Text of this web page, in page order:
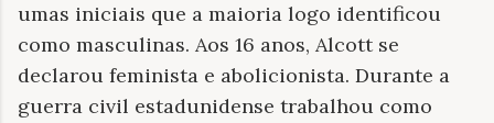
umas iniciais que a maioria logo identificou
como masculinas. Aos 16 anos, Alcott se
declarou feminista e abolicionista. Durante a
guerra civil estadunidense trabalhou como